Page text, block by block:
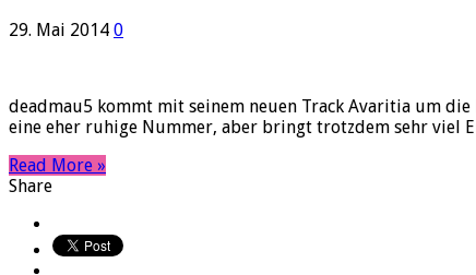
29. Mai 2014 0
deadmau5 kommt mit seinem neuen Track Avaritia um
eine eher ruhige Nummer, aber bringt trotzdem sehr viel
Read More »
Share